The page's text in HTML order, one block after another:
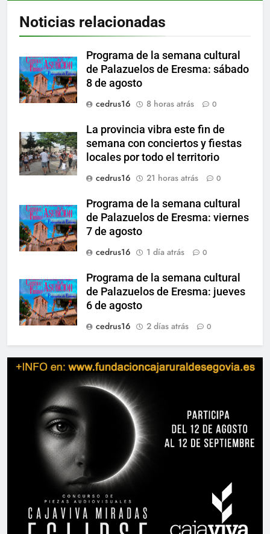
Noticias relacionadas
Programa de la semana cultural
de Palazuelos de Eresma: sábado
8 de agosto
cedrus16
8 horas atrás 0
La provincia vibra este fin de
semana con conciertos y fiestas
locales por todo el territorio
cedrus16
21 horas atrás 0
Programa de la semana cultural
de Palazuelos de Eresma: viernes
7 de agosto
cedrus16
1 día atrás 0
Programa de la semana cultural
de Palazuelos de Eresma: jueves
6 de agosto
cedrus16
2 días atrás 0